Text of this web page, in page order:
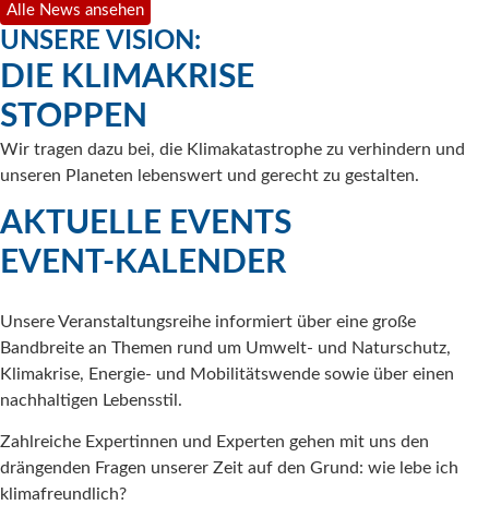
Alle News ansehen
UNSERE VISION:
DIE KLIMAKRISE
STOPPEN
Wir tragen dazu bei, die Klimakatastrophe zu verhindern und
unseren Planeten lebenswert und gerecht zu gestalten.
AKTUELLE EVENTS
EVENT-KALENDER
Unsere Veranstaltungsreihe informiert über eine große
Bandbreite an Themen rund um Umwelt- und Naturschutz,
Klimakrise, Energie- und Mobilitätswende sowie über einen
nachhaltigen Lebensstil.
Zahlreiche Expertinnen und Experten gehen mit uns den
drängenden Fragen unserer Zeit auf den Grund: wie lebe ich
klimafreundlich?